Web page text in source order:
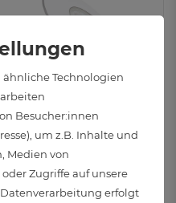
CERBUS LED
Einbaustrahler Bad IP65
flach 230V dimmbar 4W
mit drei einstellbaren
Lichtfarben 3CCT
Sofort Lieferbar
Technologien
Besucher:innen
um z.B. Inhalte und
Medien von
Zugriffe auf unsere
erfolgt